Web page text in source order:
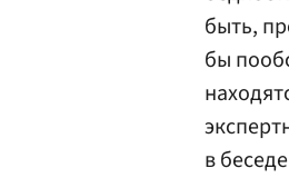
быть,
бы
в